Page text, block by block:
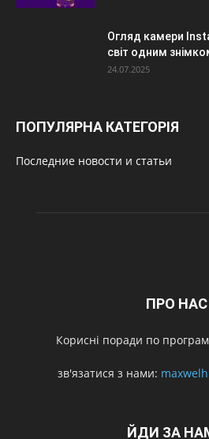
Огляд камери
світ одним
24.07.2025
ПОПУЛЯРНА КАТЕГОРІЯ
Последние новости и статьи
ПРО НАС
Корисні поради по
зв'язатися з нами:
ЙДИ ЗА